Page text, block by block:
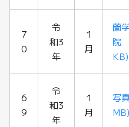
7
0
令
和3
年
1
月
蘭
院
KB)
6
9
令
和3
年
1
月
写
MB)